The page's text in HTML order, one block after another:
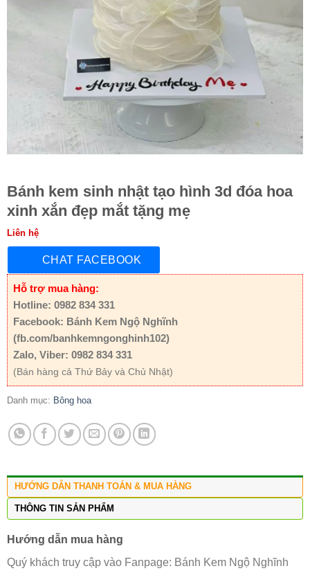
Bánh kem sinh nhật tạo hình 3d đóa hoa
xinh xắn đẹp mắt tặng mẹ
Liên hệ
CHAT FACEBOOK
Hỗ trợ mua hàng:
Hotline: 0982 834 331
Facebook: Bánh Kem Ngộ Nghĩnh
(fb.com/banhkemngonghinh102)
Zalo, Viber: 0982 834 331
(Bán hàng cả Thứ Bảy và Chủ Nhật)
Danh mục: Bông hoa
HƯỚNG DẪN THANH TOÁN & MUA HÀNG
THÔNG TIN SẢN PHẨM
Hướng dẫn mua hàng
Quý khách truy cập vào Fanpage: Bánh Kem Ngộ Nghĩnh